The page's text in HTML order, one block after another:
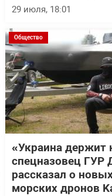
29 июля, 18:01
Общество
«Украина держит
спецназовец ГУР
рассказал о
морских дронов